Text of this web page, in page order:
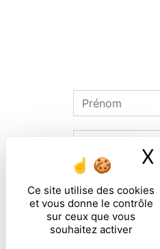
Ce site utilise des cookies
et vous donne le contrôle
sur ceux que vous
souhaitez activer
X